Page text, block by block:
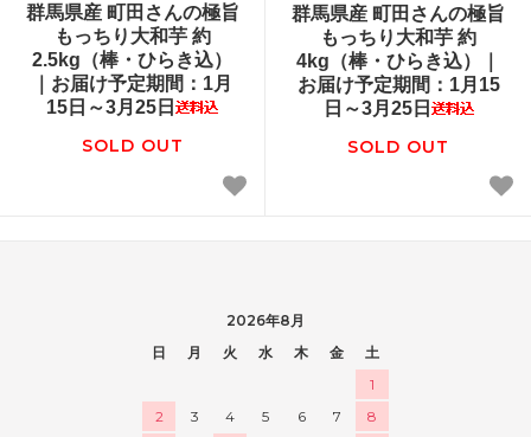
群馬県産 町田さんの極旨
もっちり大和芋 約
2.5kg（棒・ひらき込）
｜お届け予定期間：1月
15日～3月25日
SOLD OUT
群馬県産 町田さんの極旨
もっちり大和芋 約
4kg（棒・ひらき込）｜
お届け予定期間：1月15
日～3月25日
SOLD OUT
2026年8月
日
月 火 水 木 金
土
1
2
3 4 5 6 7
8